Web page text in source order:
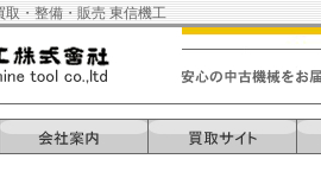
・整備・販売 東信機工